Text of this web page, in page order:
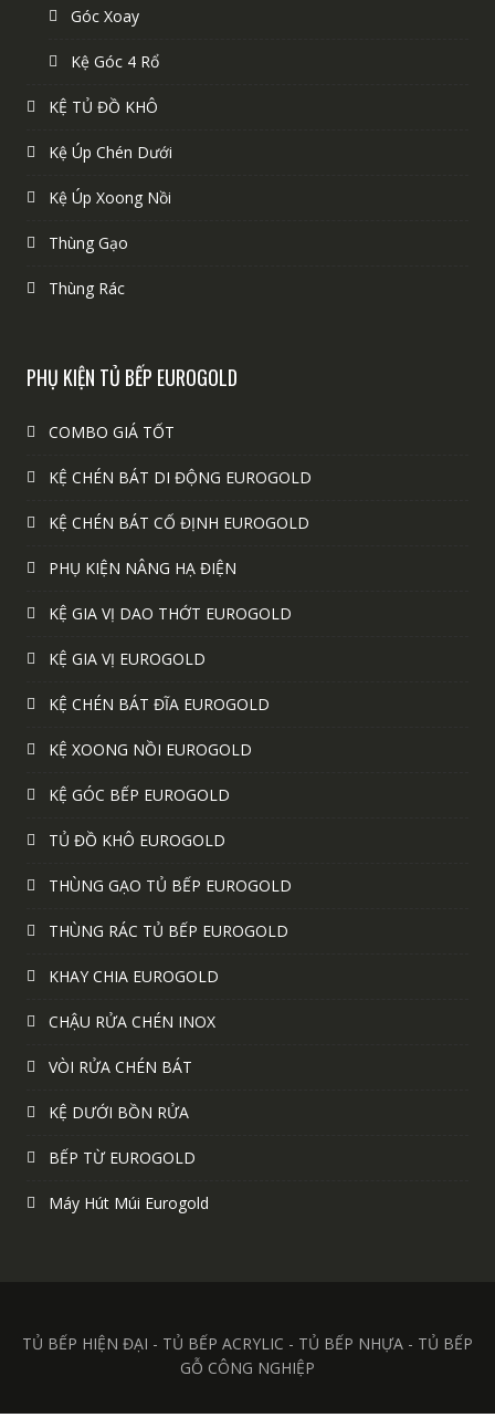
Góc Xoay
Kệ Góc 4 Rổ
KỆ TỦ ĐỒ KHÔ
Kệ Úp Chén Dưới
Kệ Úp Xoong Nồi
Thùng Gạo
Thùng Rác
PHỤ KIỆN TỦ BẾP EUROGOLD
COMBO GIÁ TỐT
KỆ CHÉN BÁT DI ĐỘNG EUROGOLD
KỆ CHÉN BÁT CỐ ĐỊNH EUROGOLD
PHỤ KIỆN NÂNG HẠ ĐIỆN
KỆ GIA VỊ DAO THỚT EUROGOLD
KỆ GIA VỊ EUROGOLD
KỆ CHÉN BÁT ĐĨA EUROGOLD
KỆ XOONG NỒI EUROGOLD
KỆ GÓC BẾP EUROGOLD
TỦ ĐỒ KHÔ EUROGOLD
THÙNG GẠO TỦ BẾP EUROGOLD
THÙNG RÁC TỦ BẾP EUROGOLD
KHAY CHIA EUROGOLD
CHẬU RỬA CHÉN INOX
VÒI RỬA CHÉN BÁT
KỆ DƯỚI BỒN RỬA
BẾP TỪ EUROGOLD
Máy Hút Múi Eurogold
TỦ BẾP HIỆN ĐẠI - TỦ BẾP ACRYLIC - TỦ BẾP NHỰA - TỦ BẾP
GỖ CÔNG NGHIỆP